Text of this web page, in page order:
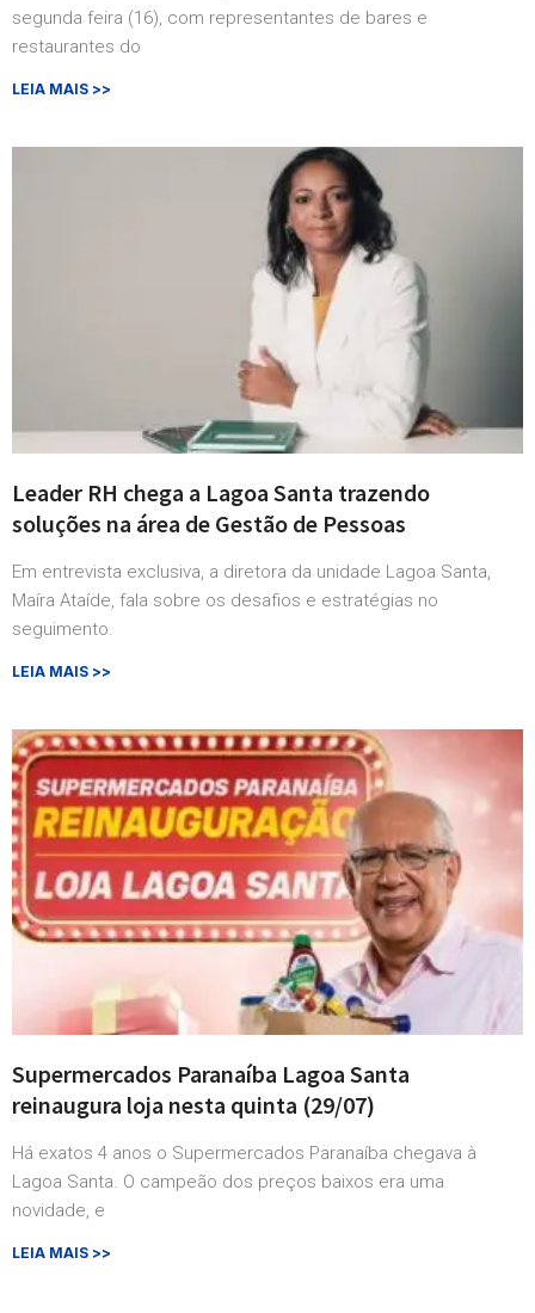
segunda feira (16), com representantes de bares e
restaurantes do
LEIA MAIS >>
Leader RH chega a Lagoa Santa trazendo
soluções na área de Gestão de Pessoas
Em entrevista exclusiva, a diretora da unidade Lagoa Santa,
Maíra Ataíde, fala sobre os desafios e estratégias no
seguimento.
LEIA MAIS >>
Supermercados Paranaíba Lagoa Santa
reinaugura loja nesta quinta (29/07)
Há exatos 4 anos o Supermercados Paranaíba chegava à
Lagoa Santa. O campeão dos preços baixos era uma
novidade, e
LEIA MAIS >>